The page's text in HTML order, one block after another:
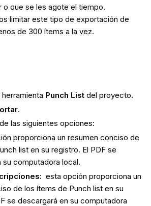
o que se les agote el tiempo.
limitar este tipo de exportación de
de 300 ítems a la vez.
Punch Listdel proyecto.
.
las siguientes opciones:
proporciona un resumen conciso de
list en su registro. El PDF se
su computadora local.
esta opción proporciona un
de los ítems de Punch list en su
se descargará en su computadora